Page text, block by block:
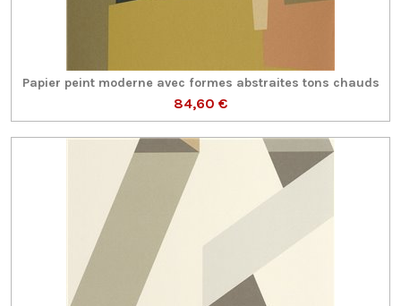
Papier peint moderne avec formes abstraites tons chauds
84,60 €